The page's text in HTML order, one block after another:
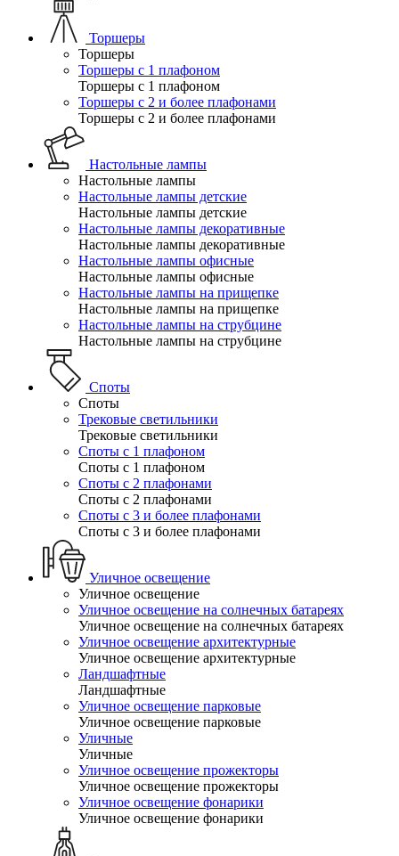
Торшеры
Торшеры
Торшеры с 1 плафоном
Торшеры с 1 плафоном
Торшеры с 2 и более плафонами
Торшеры с 2 и более плафонами
Настольные лампы
Настольные лампы
Настольные лампы детские
Настольные лампы детские
Настольные лампы декоративные
Настольные лампы декоративные
Настольные лампы офисные
Настольные лампы офисные
Настольные лампы на прищепке
Настольные лампы на прищепке
Настольные лампы на струбцине
Настольные лампы на струбцине
Споты
Споты
Трековые светильники
Трековые светильники
Споты с 1 плафоном
Споты с 1 плафоном
Споты с 2 плафонами
Споты с 2 плафонами
Споты с 3 и более плафонами
Споты с 3 и более плафонами
Уличное освещение
Уличное освещение
Уличное освещение на солнечных батареях
Уличное освещение на солнечных батареях
Уличное освещение архитектурные
Уличное освещение архитектурные
Ландшафтные
Ландшафтные
Уличное освещение парковые
Уличное освещение парковые
Уличные
Уличные
Уличное освещение прожекторы
Уличное освещение прожекторы
Уличное освещение фонарики
Уличное освещение фонарики